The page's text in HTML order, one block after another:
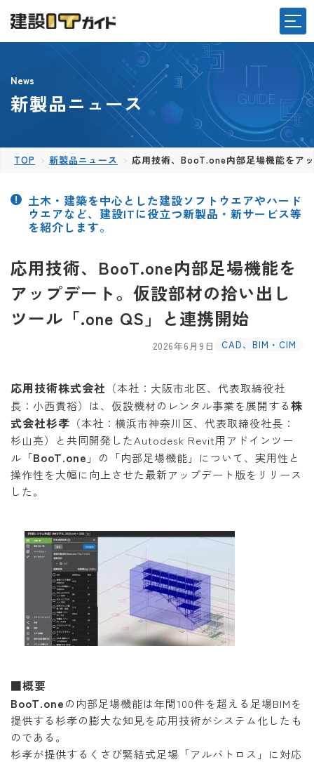
News
新製品ニュース
TOP 新製品ニュース 応用技術、BooT.one内部足場機能をア
土木・建築を中心とした建設ソフトウエアやハード
ウエアなど、建設ITに役立つ新製品・新サービス等
を紹介します。
応用技術、BooT.one内部足場機能を
アップデート。仮設部材の拾い出し
ツール「.one QS」と連携開始
2026年6月9日 CAD、BIM・CIM
応用技術株式会社 （本社：大阪市北区、代表取締役社
長：小西貴裕）は、仮設機材のレンタル事業を展開する株
式会社杉孝 （本社：横浜市神奈川区、代表取締役社長：
杉山亮）と共同開発したAutodesk Revit用アドインツー
ル「BooT.one 」の「内部足場機能」について、実用性と
操作性を大幅に向上させた最新アップデート版をリリース
した。
■概要
BooT.oneの内部足場機能は年間100件を超える足場BIMを
提供する杉孝の膨大な知見を応用技術がシステム化したも
のである。
杉孝が提供するくさび緊結式足場「アルバトロス」に対応